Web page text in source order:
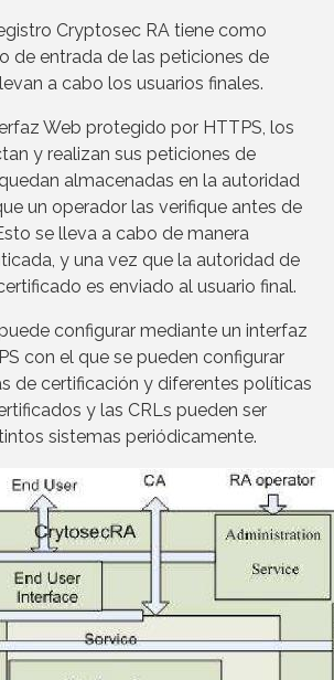
Cryptosec RA tiene como
de entrada de las peticiones de
a cabo los usuarios finales.
Web protegido por HTTPS, los
y realizan sus peticiones de
almacenadas en la autoridad
un operador las verifique antes de
se lleva a cabo de manera
y una vez que la autoridad de
es enviado al usuario final.
configurar mediante un interfaz
con el que se pueden configurar
de certificación y diferentes políticas
y las CRLs pueden ser
sistemas periódicamente.